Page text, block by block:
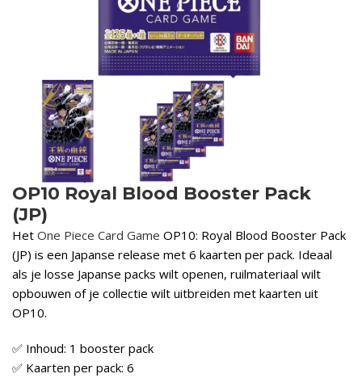
OP10 Royal Blood Booster Pack
(JP)
Het One Piece Card Game OP10: Royal Blood Booster Pack
(JP) is een Japanse release met 6 kaarten per pack. Ideaal
als je losse Japanse packs wilt openen, ruilmateriaal wilt
opbouwen of je collectie wilt uitbreiden met kaarten uit
OP10.
✅ Inhoud: 1 booster pack
✅ Kaarten per pack: 6